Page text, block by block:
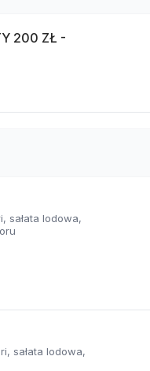
200 ZŁ -
sałata lodowa,